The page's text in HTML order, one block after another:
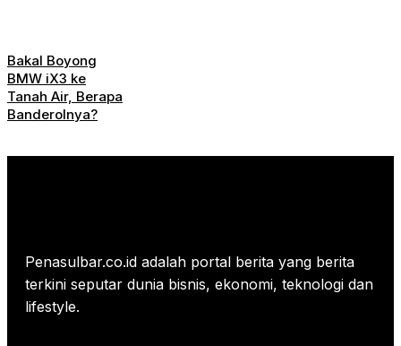
Bakal Boyong
BMW iX3 ke
Tanah Air, Berapa
Banderolnya?
Penasulbar.co.id adalah portal berita yang berita
terkini seputar dunia bisnis, ekonomi, teknologi dan
lifestyle.